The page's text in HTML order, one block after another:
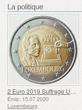
La politique
2 Euro 2019 Suffrage Universel
Émis: 15.07.2020
Luxembourg